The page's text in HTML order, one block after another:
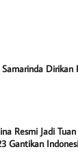
Samarinda Dirikan
Resmi Jadi
Gantikan